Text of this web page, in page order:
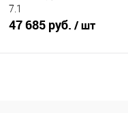
7.1
47 685 руб. / шт